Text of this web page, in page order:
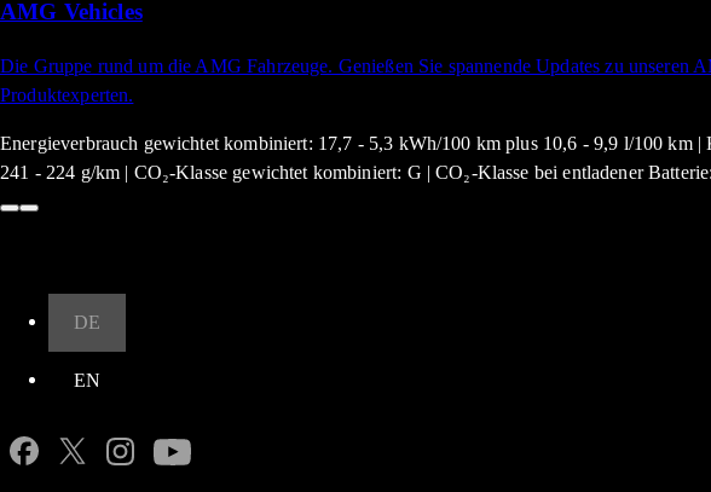
AMG Vehicles
Die Gruppe rund um die AMG Fahrzeuge. Genießen Sie spannende Updates zu
Produktexperten.
Energieverbrauch gewichtet kombiniert: 17,7 - 5,3 kWh/100 km plus 10,6 - 9,9 l/100 km
241 - 224 g/km | CO₂-Klasse gewichtet kombiniert: G | CO₂-Klasse bei entladener
DE
EN